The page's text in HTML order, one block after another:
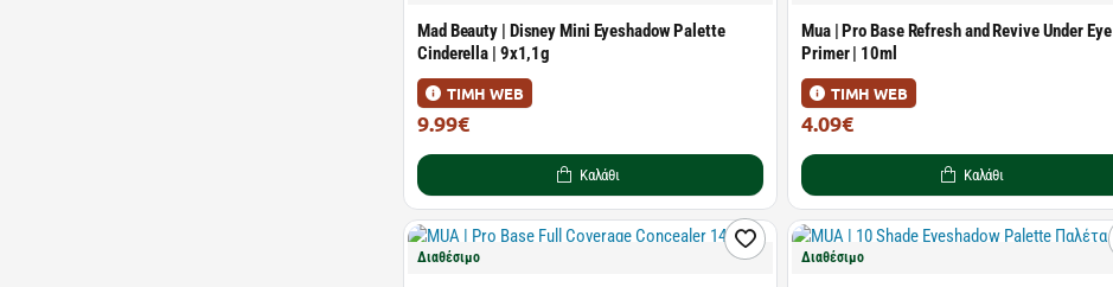
Mad Beauty | Disney Mini Eyeshadow Palette
Cinderella | 9x1,1g
ΤΙΜΗ WEB
9.99€
Καλάθι
Mua | Pro Base Refresh and Revive Under Eye
Primer | 10ml
ΤΙΜΗ WEB
4.09€
Καλάθι
Διαθέσιμο Διαθέσιμο